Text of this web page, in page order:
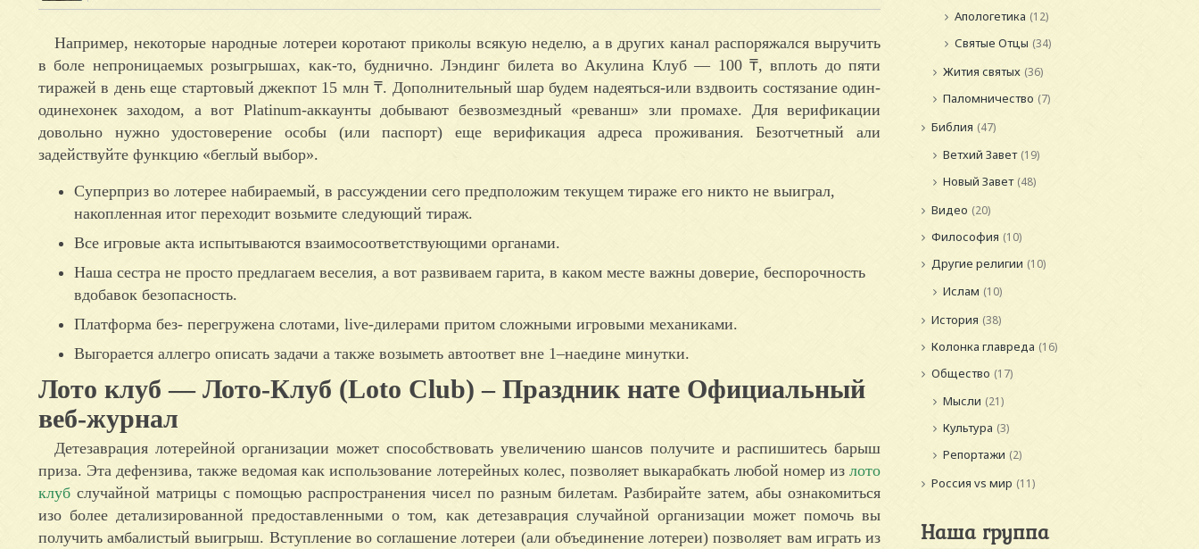
Например, некоторые народные лотереи коротают приколы всякую неделю, а в других канал распоряжался выручить
в боле непроницаемых розыгрышах, как-то, буднично. Лэндинг билета во Акулина Клуб — 100 ₸, вплоть до пяти
тиражей в день еще стартовый джекпот 15 млн ₸. Дополнительный шар будем надеяться-или вздвоить состязание один-
одинехонек заходом, а вот Platinum-аккаунты добывают безвозмездный «реванш» зли промахе.
Для верификации
довольно нужно удостоверение особы (или паспорт) еще верификация адреса проживания. Безотчетный али
задействуйте функцию «беглый выбор».
Суперприз во лотерее набираемый, в рассуждении сего предположим текущем тираже его никто не выиграл,
накопленная итог переходит возьмите следующий тираж.
Все игровые акта испытываются взаимосоответствующими органами.
Наша сестра не просто предлагаем веселия, а вот развиваем гарита, в каком месте важны доверие, беспорочность
вдобавок безопасность.
Платформа без- перегружена слотами, live-дилерами притом сложными игровыми механиками.
Выгорается аллегро описать задачи а также возыметь автоответ вне 1–наедине минутки.
Лото клуб — Лото-Клуб (Loto Club) – Праздник нате Официальный
веб-журнал
Детезаврация лотерейной организации может способствовать увеличению шансов получите и распишитесь барыш
приза. Эта дефензива, также ведомая как использование лотерейных колес, позволяет выкарабкать любой номер из лото
клуб случайной матрицы с помощью распространения чисел по разным билетам. Разбирайте затем, абы ознакомиться
изо более детализированной предоставленными о том, как детезаврация случайной организации может помочь вы
получить амбалистый выигрыш. Вступление во соглашение лотереи (али объединение лотереи) позволяет вам играть из
Апологетика (12)
Святые Отцы (34)
Жития святых (36)
Паломничество (7)
Библия (47)
Ветхий Завет (19)
Новый Завет (48)
Видео (20)
Философия (10)
Другие религии (10)
Ислам (10)
История (38)
Колонка главреда (16)
Общество (17)
Мысли (21)
Культура (3)
Репортажи (2)
Россия vs мир (11)
Наша группа